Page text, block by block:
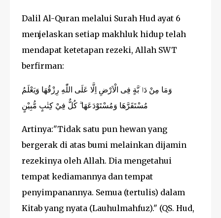
Dalil Al-Quran melalui Surah Hud ayat 6
menjelaskan setiap makhluk hidup telah
mendapat ketetapan rezeki, Allah SWT
berfirman:
وَمَا مِنْ دَاۤبَّةٍ فِى الْاَرْضِ اِلَّا عَلَى اللّٰهِ رِزْقُهَا وَيَعْلَمُ
مُسْتَقَرَّهَا وَمُسْتَوْدَعَهَا ۗ كُلٌّ فِيْ كِتٰبٍ مُّبِيْنٍ
Artinya:"Tidak satu pun hewan yang
bergerak di atas bumi melainkan dijamin
rezekinya oleh Allah. Dia mengetahui
tempat kediamannya dan tempat
penyimpanannya. Semua (tertulis) dalam
Kitab yang nyata (Lauhulmahfuz)." (QS. Hud,